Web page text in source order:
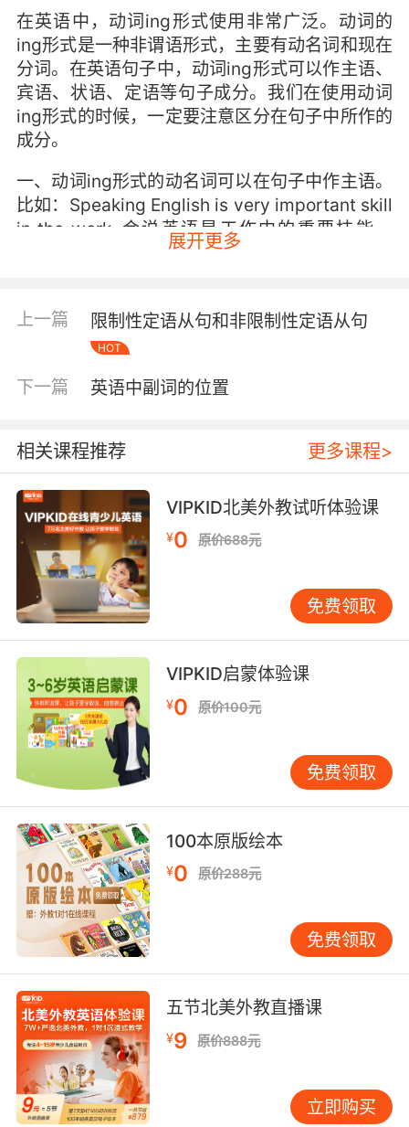
在英语中，动词ing形式使用非常广泛。动词的
ing形式是一种非谓语形式，主要有动名词和现在
分词。在英语句子中，动词ing形式可以作主语、
宾语、状语、定语等句子成分。我们在使用动词
ing形式的时候，一定要注意区分在句子中所作的
成分。
一、动词ing形式的动名词可以在句子中作主语。
比如：Speaking English is very important skill
in the work. 会说英语是工作中的重要技能。
Studying hard is your job in the school. 努力学
对你的健康非常重要。
中，主要结构是:it is＋形容词＋doing＋其他。
day. 每天多吃蔬菜是好的。 It is very delight
chatting with you in the weekend. 在周末和你
care of the cat every day. 每天照顾好这只小猫
是不错的。
三、动词ing的形式在“There + be + no + -ing”
的结构中，是用来做表语的。 比如：There is no
harm eating more vegetable every day. 每天
多吃点蔬菜是没有害处的。 There is no harm
reading more books every day. 每天多读一点
书是没有害处的。 There is no harm studying
English langage. 学习英语是没有害处的。
四、动词ing可以跟在某些动词后面作宾语。后面
直接跟动词ing形式的动词主要有：admit（允
许）、acknowledge（了解）、advise（建
议）、appreciate（感激）、avoid（避免）、
delay（耽误）、deny（拒绝）、dislike（不喜
欢）、enjoy（享受）、excuse（锻炼）、
escape（逃跑）、fancy（奇特）、finish（完
成）、give up（放弃）、imagine（想象）等
等。
五、动词ing形式可以用来表示正在进行的动作或
者状态，基本结构是be + doing。 比如:My
mother is doing the homework now. 我妈妈现
在在做家务。 My cat is eating the.fish. 我的猫
正在吃鱼。 My father is working in the factory
now. 我爸爸现在正在工厂工作。
展开更多
上一篇 限制性定语从句和非限制性定语从句
HOT
下一篇 英语中副词的位置
相关课程推荐 更多课程>
VIPKID北美外教试听体验课
¥0 原价688元
免费领取
VIPKID启蒙体验课
¥0 原价100元
免费领取
100本原版绘本
¥0 原价288元
免费领取
五节北美外教直播课
¥9 原价888元
立即购买